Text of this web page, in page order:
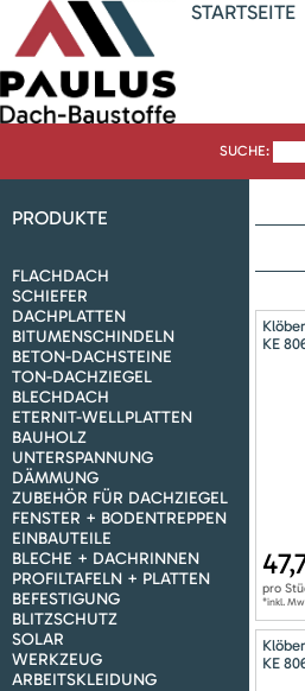
STARTSEITE
SUCHE:
PRODUKTE
FLACHDACH
SCHIEFER
DACHPLATTEN
BITUMENSCHINDELN
BETON-DACHSTEINE
TON-DACHZIEGEL
BLECHDACH
ETERNIT-WELLPLATTEN
BAUHOLZ
UNTERSPANNUNG
DÄMMUNG
ZUBEHÖR FÜR DACHZIEGEL
FENSTER + BODENTREPPEN
EINBAUTEILE
BLECHE + DACHRINNEN
PROFILTAFELN + PLATTEN
BEFESTIGUNG
BLITZSCHUTZ
SOLAR
WERKZEUG
ARBEITSKLEIDUNG
KE
pro
*inkl.
KE